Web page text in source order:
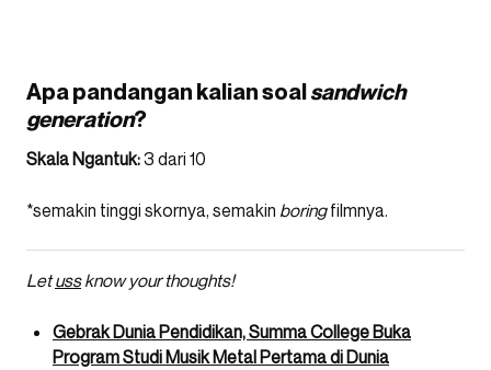
Apa pandangan kalian soalsandwich
generation?
Skala Ngantuk:3 dari 10
*semakin tinggi skornya, semakin boringfilmnya.
Letussknow your thoughts!
Gebrak Dunia Pendidikan, Summa College Buka
Program Studi Musik Metal Pertama di Dunia